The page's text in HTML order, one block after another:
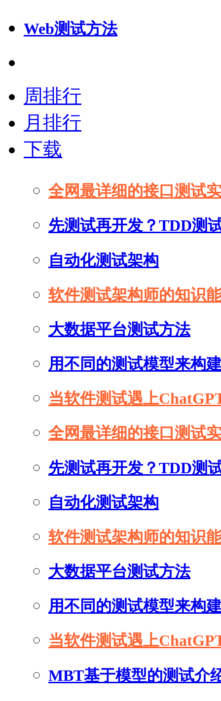
Web测试方法
周排行
月排行
下载
全网最详细的接口测试
先测试再开发？TDD测
自动化测试架构
软件测试架构师的知识
大数据平台测试方法
用不同的测试模型来构
当软件测试遇上
全网最详细的接口测试
先测试再开发？TDD测
自动化测试架构
软件测试架构师的知识
大数据平台测试方法
用不同的测试模型来构
当软件测试遇上
MBT基于模型的测试介